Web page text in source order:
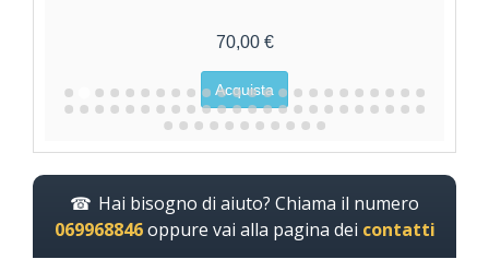
70,00 €
Acquista
Hai bisogno di aiuto? Chiama il numero
069968846oppure vai alla pagina dei contatti